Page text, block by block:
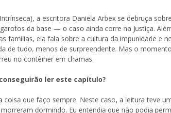
a escritora Daniela Arbex se debruça
da base — o caso ainda corre na Justiça.
famílias, ela fala sobre a cultura da impunidade e
de tudo, menos de surpreendente. Mas o
no contêiner em chamas.
ler este capítulo?
coisa que faço sempre. Neste caso, a leitura teve
dormindo. Eu entendia que não podia